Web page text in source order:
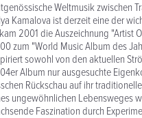
Weltmusik zwischen
Kamalova ist derzeit eine der
2001 die Auszeichnung "Artist
zum "World Music Album des
sowohl von den aktuellen
Album nur ausgesuchte
Rückschau auf ihr
ungewöhnlichen Lebensweges
Faszination durch